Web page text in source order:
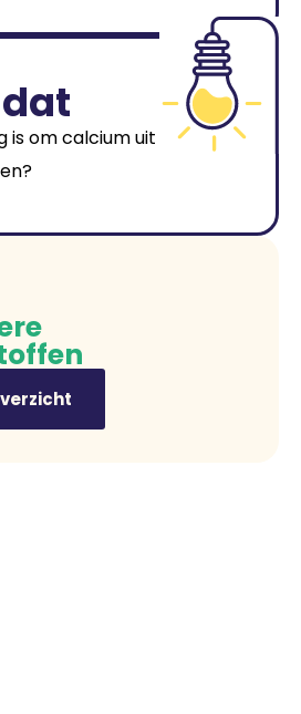
is om calcium uit voeding